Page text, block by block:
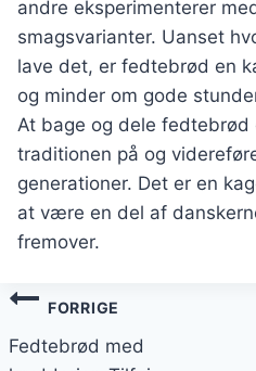
andre eksperimenterer
smagsvarianter. Uanset
lave det, er fedtebrød en
og minder om gode
At bage og dele fedtebrød
traditionen på og
generationer. Det er en
at være en del af
fremover.
FORRIGE
Fedtebrød med